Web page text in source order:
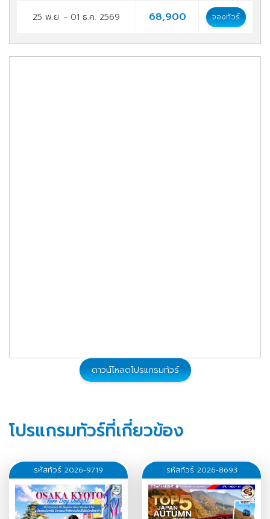
25 พ.ย. - 01 ธ.ค. 2569 68,900 จองทัวร์
ดาวน์โหลดโปรแกรมทัวร์
โปรแกรมทัวร์ที่เกี่ยวข้อง
รหัสทัวร์ 2026-9719 รหัสทัวร์ 2026-8693